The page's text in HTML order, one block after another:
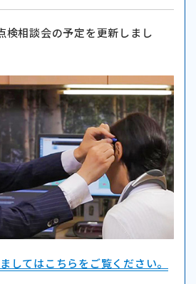
相談会の予定を更新しまし
してはこちらをご覧ください。